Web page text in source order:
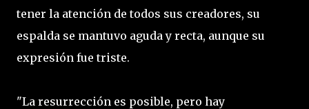
tener la atención de todos sus creadores, su
espalda se mantuvo aguda y recta, aunque su
expresión fue triste.
"La resurrección es posible, pero hay